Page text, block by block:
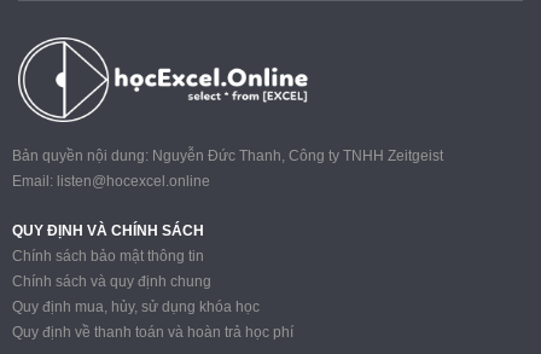
Bản quyền nội dung: Nguyễn Đức Thanh, Công ty TNHH Zeitgeist
Email: listen@hocexcel.online
QUY ĐỊNH VÀ CHÍNH SÁCH
Chính sách bảo mật thông tin
Chính sách và quy định chung
Quy định mua, hủy, sử dụng khóa học
Quy định về thanh toán và hoàn trả học phí